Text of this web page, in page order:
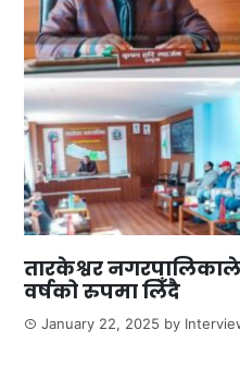
तारकेश्वर
वर्षको रुपमा लिँदै
January 22, 2025 by